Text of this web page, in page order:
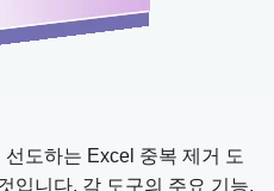
도하는 Excel 중복 제거 도
입니다. 각 도구의 주요 기능,